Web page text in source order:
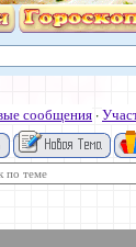
сообщения ·